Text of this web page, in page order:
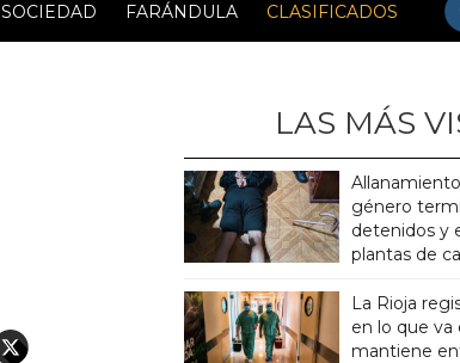
SOCIEDAD FARÁNDULA CLASIFICADOS
LAS MÁS
género
detenidos y
plantas de
La Rioja
en lo que va
mantiene